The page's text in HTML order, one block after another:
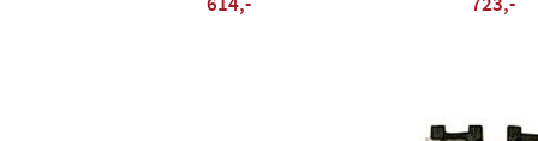
614,- 723,-